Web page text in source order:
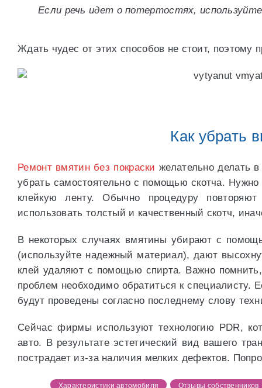
Если речь идет о потертостях,
Ждать чудес от этих способов не стоит,
Как убрать
Ремонт вмятин без покраски желательно делать
убрать самостоятельно с помощью скотча.
клейкую ленту. Обычно процедуру
использовать толстый и качественный скотч,
В некоторых случаях вмятины убирают с
(используйте надежный материал), дают
клей удаляют с помощью спирта. Важно
проблем необходимо обратиться к специалисту.
будут проведены согласно последнему слову
Сейчас фирмы используют технологию PDR,
авто. В результате эстетический вид вашего
пострадает из-за наличия мелких дефектов.
Характеристики автомобиля
Отзывы собственников